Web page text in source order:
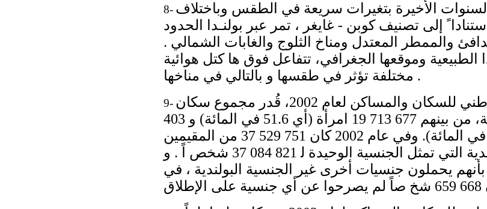
8- الأخيرة بتغيرات سريعة في الطقس وباختلاف
إلى تصنيف كوبن - غايغر ، تمر عبر بولنـدا الحدود
لدافئ والممطر المعتدل ومناخ الثلوج والغابات الشمالي .
وموقعها الجغرافي، تتفاعل فوق ها كتل هوائية
مختلفة تؤثر في طقسها و بالتالي في مناخها .
9- و وفق اً لنتائج التعداد ال وطني للسكان والمساكن لعام 2002، قُدر مجموع سكان
بولندا ﺑ 080 230 38 نسمة، من بينهم 677 713 19 امرأة (أي 51.6 في المائة) و 403
516 18 رج ا ل (أي 48.4 في المائة). وفي عام 2002 كان 751 529 37 من المقيمين
فيها يحملون الجنسية البولندية التي تمثل الجنسية الوحيدة ﻟ 821 084 37 شخص اً . و
السكان بأنهم يحملون جنسيات أخرى غير الجنسية البولندية ، في